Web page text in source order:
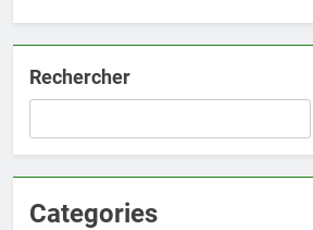
Rechercher
Categories